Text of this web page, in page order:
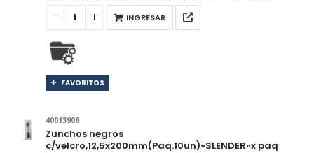
INGRESAR
FAVORITOS
40013906
Zunchos negros
c/velcro,12,5x200mm(Paq.10un)»SLENDER»x paq